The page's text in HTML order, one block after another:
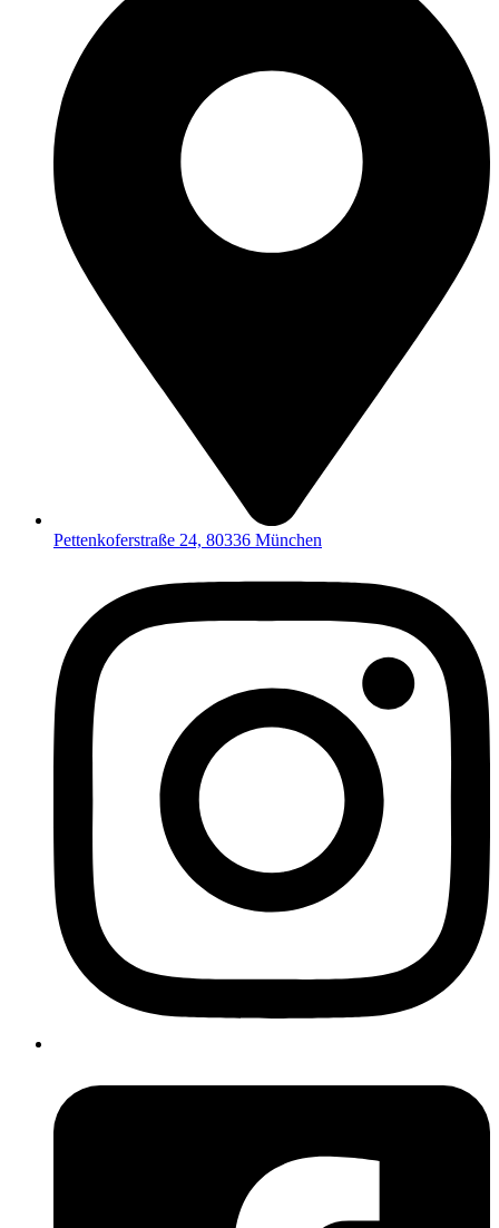
Pettenkoferstraße 24, 80336 München